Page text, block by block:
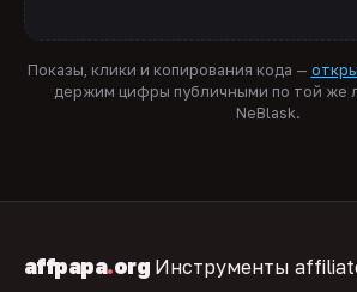
Показы, клики и копирования кода —
держим цифры публичными по той же
NeBlask.
affpapa.org Инструменты